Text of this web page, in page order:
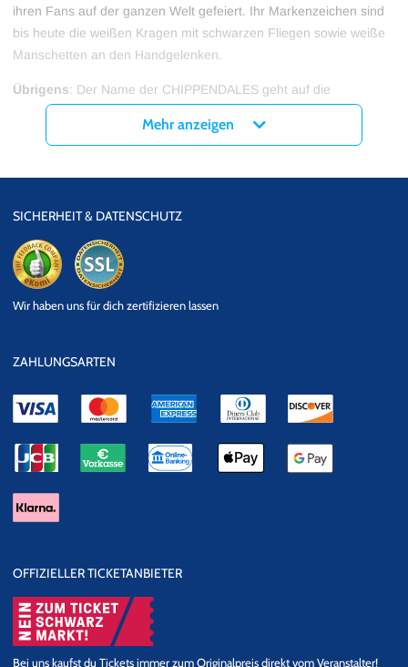
ihren Fans auf der ganzen Welt gefeiert. Ihr Markenzeichen sind
bis heute die weißen Kragen mit schwarzen Fliegen sowie weiße
Manschetten an den Handgelenken.
Übrigens: Der Name der CHIPPENDALES geht auf die
Möblierung in dem Nachtclub zurück, in dem sie zuerst auftraten.
Denn der gleichnamige Einrichtungsstil prägte das dortige
ERWARTEN SPEKTAKULÄREN
SHOWEINLAGEN
Die CHIPPENDALES wurden bereits mehrfach als beste Show in
Las Vegas ausgezeichnet. Und das nicht ohne Grund: Sie locken
Mehr anzeigen
SICHERHEIT & DATENSCHUTZ
Datensicherheit
Wir haben uns für dich zertifizieren lassen
ZAHLUNGSARTEN
OFFIZIELLER TICKETANBIETER
Bei uns kaufst du Tickets immer zum Originalpreis direkt vom Veranstalter!